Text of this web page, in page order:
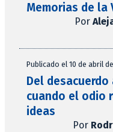
Memorias de la
Por
Publicado el 10 de abril
Del
cuando el odio
ideas
Por